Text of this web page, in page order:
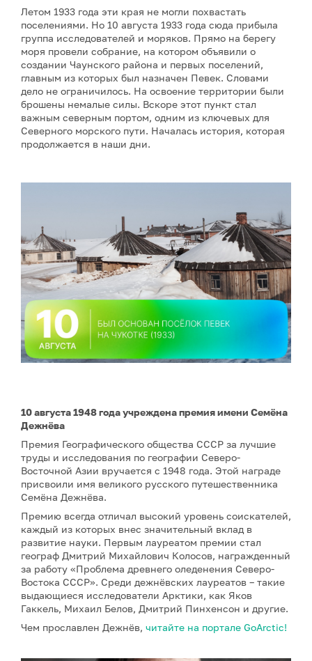
Летом 1933 года эти края не могли похвастать
поселениями. Но 10 августа 1933 года сюда прибыла
группа исследователей и моряков. Прямо на берегу
моря провели собрание, на котором объявили о
создании Чаунского района и первых поселений,
главным из которых был назначен Певек. Словами
дело не ограничилось. На освоение территории были
брошены немалые силы. Вскоре этот пункт стал
важным северным портом, одним из ключевых для
Северного морского пути. Началась история, которая
продолжается в наши дни.
10 августа 1948 года учреждена премия имени Семёна
Дежнёва
Премия Географического общества СССР за лучшие
труды и исследования по географии Северо-
Восточной Азии вручается с 1948 года. Этой награде
присвоили имя великого русского путешественника
Семёна Дежнёва.
Премию всегда отличал высокий уровень соискателей,
каждый из которых внес значительный вклад в
развитие науки. Первым лауреатом премии стал
географ Дмитрий Михайлович Колосов, награжденный
за работу «Проблема древнего оледенения Северо-
Востока СССР». Среди дежнёвских лауреатов – такие
выдающиеся исследователи Арктики, как Яков
Гаккель, Михаил Белов, Дмитрий Пинхенсон и другие.
Чем прославлен Дежнёв, читайте на портале GoArctic!